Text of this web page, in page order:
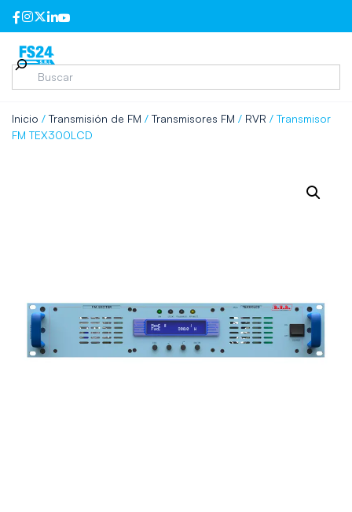
Inicio / Transmisión de FM / Transmisores FM / RVR / Transmisor
FM TEX300LCD